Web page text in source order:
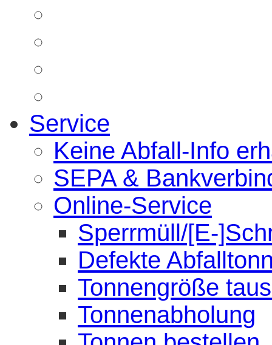
Service
Keine Abfall-Info
SEPA &
Online-Service
Sperrmüll/[E-
Defekte
Tonnengröße
Tonnenabholung